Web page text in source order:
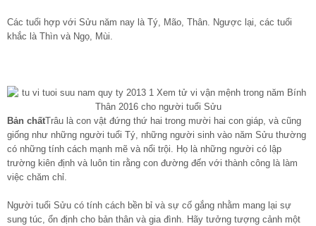
Các tuổi hợp với Sửu năm nay là Tý, Mão, Thân. Ngược lại, các tuổi
khắc là Thìn và Ngọ, Mùi.
Bản chấtTrâu là con vật đứng thứ hai trong mười hai con giáp, và cũng
giống như những người tuổi Tý, những người sinh vào năm Sửu thường
có những tính cách mạnh mẽ và nổi trội. Họ là những người có lập
trường kiên định và luôn tin rằng con đường đến với thành công là làm
việc chăm chỉ.
Người tuổi Sửu có tính cách bền bỉ và sự cố gắng nhằm mang lại sự
sung túc, ổn định cho bản thân và gia đình. Hãy tưởng tượng cảnh một